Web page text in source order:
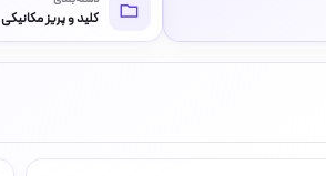
کلید و پریز مکانیکی